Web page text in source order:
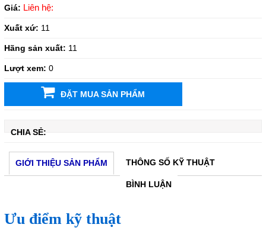
Giá: Liên hệ:
Xuất xứ: 11
Hãng sản xuất: 11
Lượt xem: 0
ĐẶT MUA SẢN PHẨM
CHIA SẺ:
GIỚI THIỆU SẢN PHẨM THÔNG SỐ KỸ THUẬT
BÌNH LUẬN
Ưu điểm kỹ thuật